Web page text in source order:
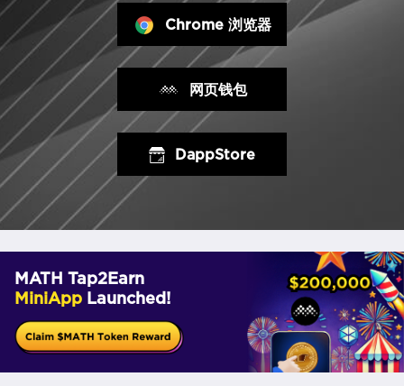
Chrome 浏览器
网页钱包
DappStore
MATH Tap2Earn
MiniApp Launched!